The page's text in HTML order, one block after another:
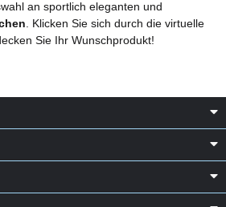
an sportlich eleganten und
. Klicken Sie sich durch die virtuelle
Sie Ihr Wunschprodukt!